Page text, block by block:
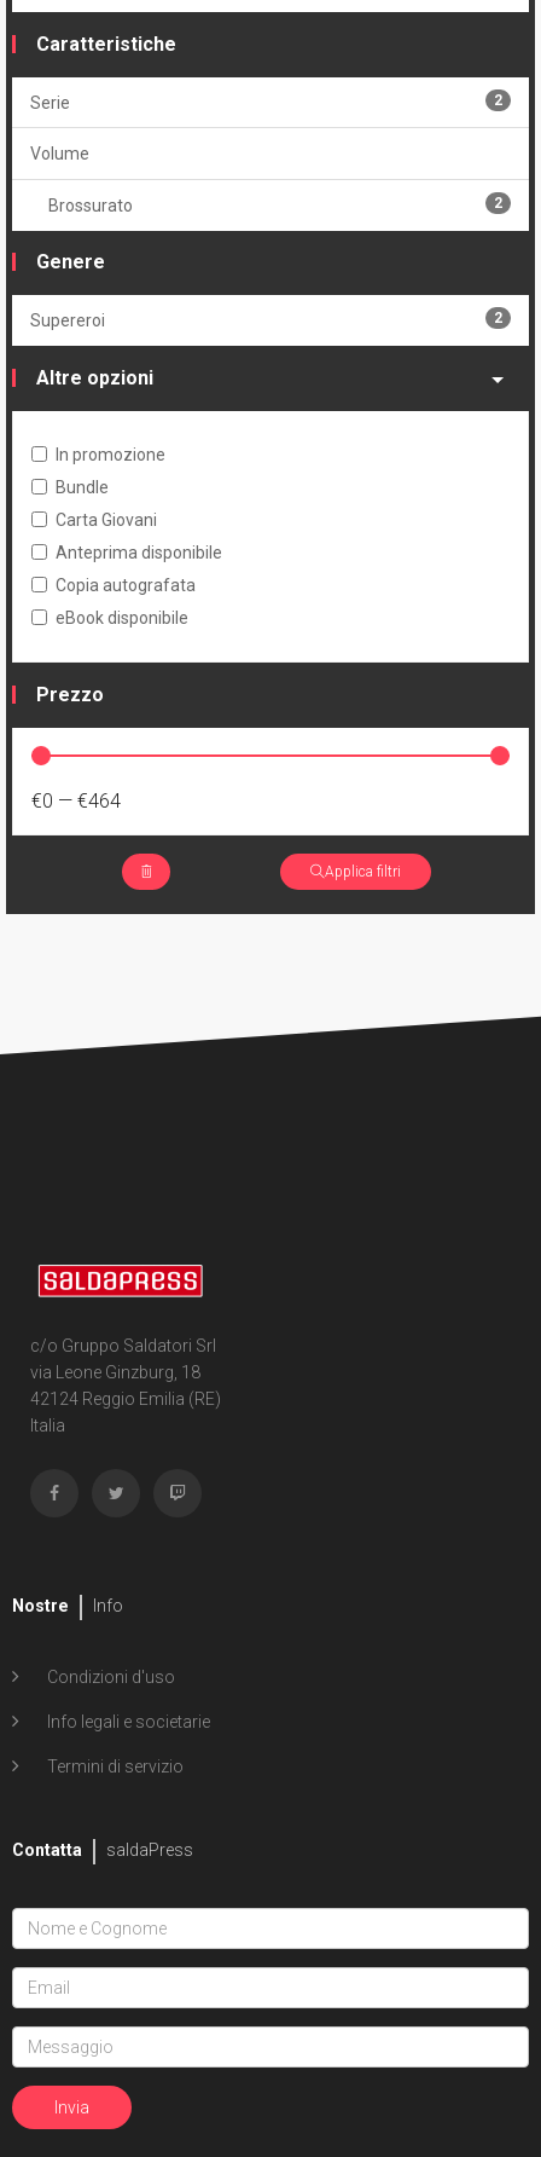
Caratteristiche
Serie 2
Volume
Brossurato 2
Genere
Supereroi 2
Altre opzioni
In promozione
Bundle
Carta Giovani
Anteprima disponibile
Copia autografata
eBook disponibile
Prezzo
€0 — €464
Applica filtri
c/o Gruppo Saldatori Srl
via Leone Ginzburg, 18
42124 Reggio Emilia (RE)
Italia
Nostre Info
Condizioni d'uso
Info legali e societarie
Termini di servizio
Contatta saldaPress